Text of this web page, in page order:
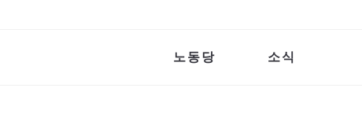
노동당 소식